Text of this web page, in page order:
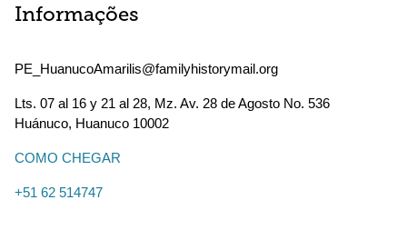
Informações
PE_HuanucoAmarilis@familyhistorymail.org
Lts. 07 al 16 y 21 al 28, Mz. Av. 28 de Agosto No. 536
Huánuco, Huanuco 10002
COMO CHEGAR
+51 62 514747